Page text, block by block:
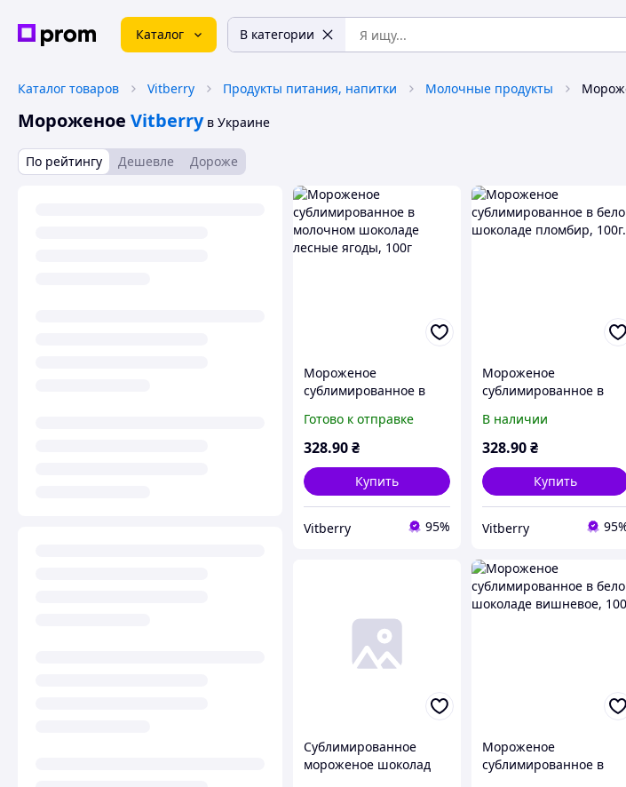
Каталог В категории
Каталог товаров Vitberry Продукты питания, напитки Молочные продукты
Мороженое Vitberry в Украине
По рейтингу Дешевле Дороже
Мороженое
сублимированное в
лесные ягоды, 100г
Готово к отправке
328.90₴
Купить
Vitberry 95%
Мороженое
сублимированное в
пломбир, 100г.
В наличии
328.90₴
Купить
Vitberry
Сублимированное
мороженое шоколад
Мороженое
сублимированное в